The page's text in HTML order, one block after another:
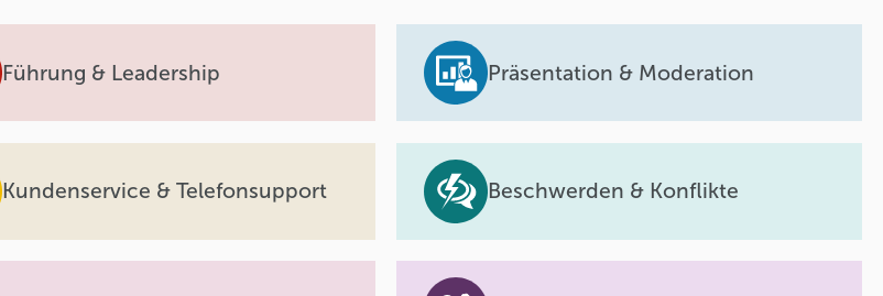
Führung & Leadership Präsentation & Moderation
Kundenservice & Telefonsupport Beschwerden & Konflikte